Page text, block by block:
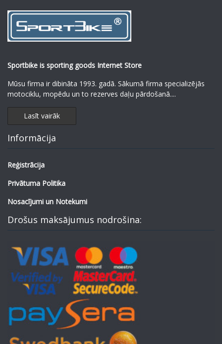
Sportbike is sporting goods Internet Store
Mūsu firma ir dibināta 1993. gadā. Sākumā firma specializējās
motociklu, mopēdu un to rezerves daļu pārdošanā....
Lasīt vairāk
Informācija
Reģistrācija
Privātuma Politika
Nosacījumi un Notekumi
Drošus maksājumus nodrošina: